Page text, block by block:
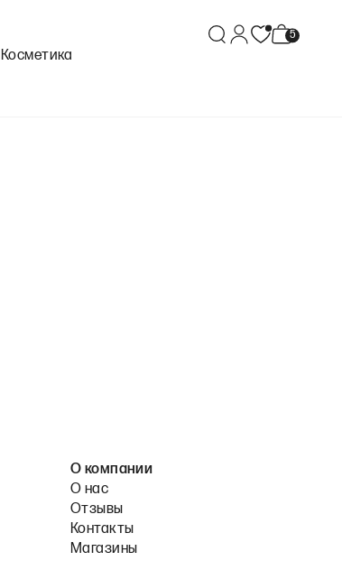
Косметика
О компании
О нас
Отзывы
Контакты
Магазины